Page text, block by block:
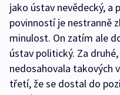
jako ústav nevědecký, a
povinností je nestranně
minulost. On zatím ale
ústav politický. Za
nedosahovala takových
třetí, že se dostal do